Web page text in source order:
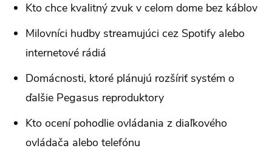
Kto chce kvalitný zvuk v celom dome bez káblov
Milovníci hudby streamujúci cez Spotify alebo
internetové rádiá
Domácnosti, ktoré plánujú rozšíriť systém o
ďalšie Pegasus reproduktory
Kto ocení pohodlie ovládania z diaľkového
ovládača alebo telefónu